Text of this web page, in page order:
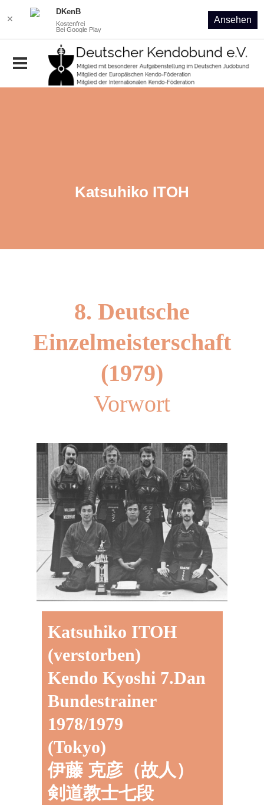
Katsuhiko ITOH
8. Deutsche
Einzelmeisterschaft
(1979)
Vorwort
Katsuhiko ITOH
(verstorben)
Kendo Kyoshi 7.Dan
Bundestrainer
1978/1979
(Tokyo)
伊藤 克彦（故人）
剣道教士七段
✕
DKenB
Kostenfrei
Bei Google Play
Ansehen